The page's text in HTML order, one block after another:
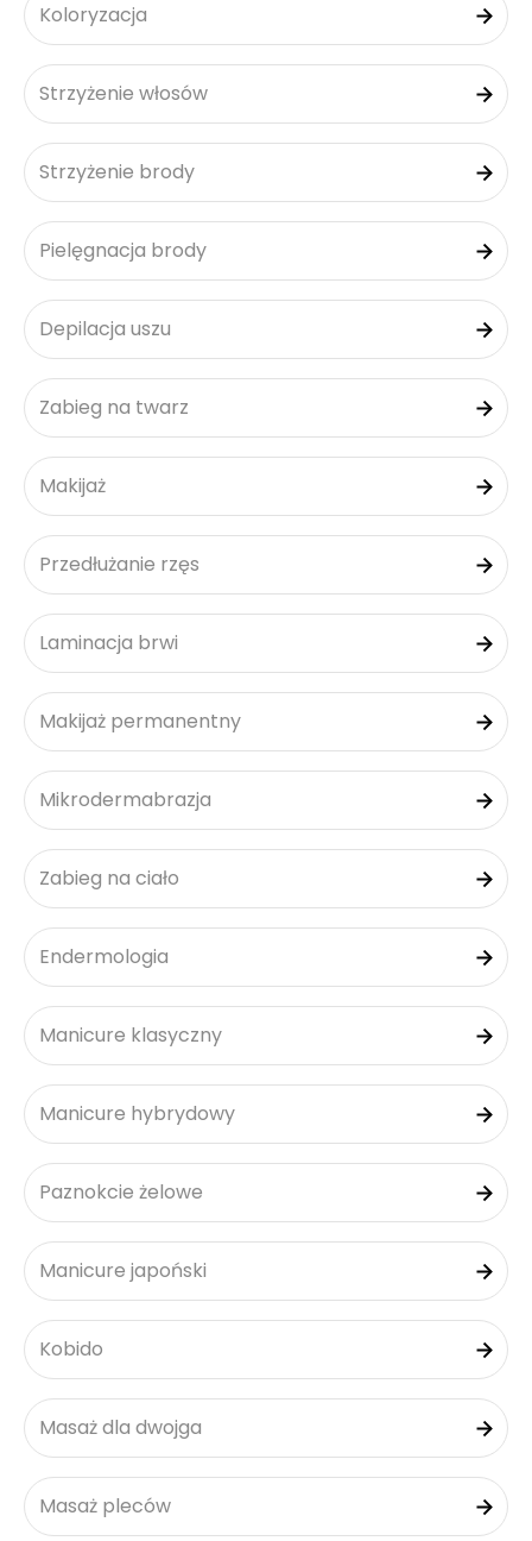
Koloryzacja
Strzyżenie włosów
Strzyżenie brody
Pielęgnacja brody
Depilacja uszu
Zabieg na twarz
Makijaż
Przedłużanie rzęs
Laminacja brwi
Makijaż permanentny
Mikrodermabrazja
Zabieg na ciało
Endermologia
Manicure klasyczny
Manicure hybrydowy
Paznokcie żelowe
Manicure japoński
Kobido
Masaż dla dwojga
Masaż pleców